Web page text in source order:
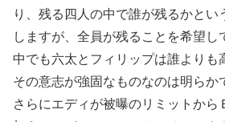
り、残る四人の中で誰が残るかとい
しますが、全員が残ることを希望し
中でも六太とフィリップは誰よりも
その意志が強固なものなのは明らか
さらにエディが被曝のリミットから